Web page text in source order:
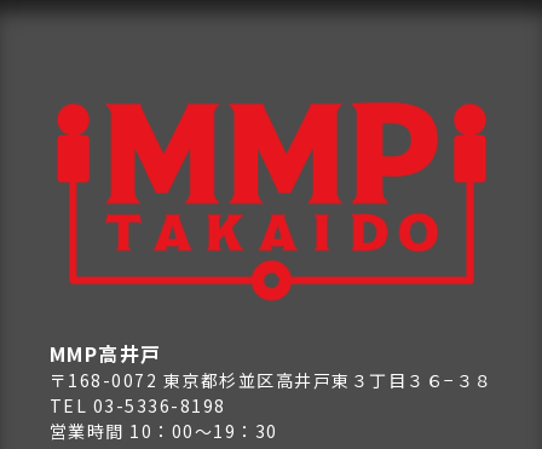
MMP高井戸
〒168-0072 東京都杉並区高井戸東３丁目３６−３８
TEL 03-5336-8198
営業時間 10：00～19：30